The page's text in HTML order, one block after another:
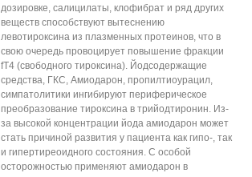
дозировке, салицилаты, клофибрат и ряд других
веществ способствуют вытеснению
левотироксина из плазменных протеинов, что в
свою очередь провоцирует повышение фракции
fT4 (свободного тироксина). Йодсодержащие
средства, ГКС, Амиодарон, пропилтиоурацил,
симпатолитики ингибируют периферическое
преобразование тироксина в трийодтиронин. Из-
за высокой концентрации йода амиодарон может
стать причиной развития у пациента как гипо-, так
и гипертиреоидного состояния. С особой
осторожностью применяют амиодарон в